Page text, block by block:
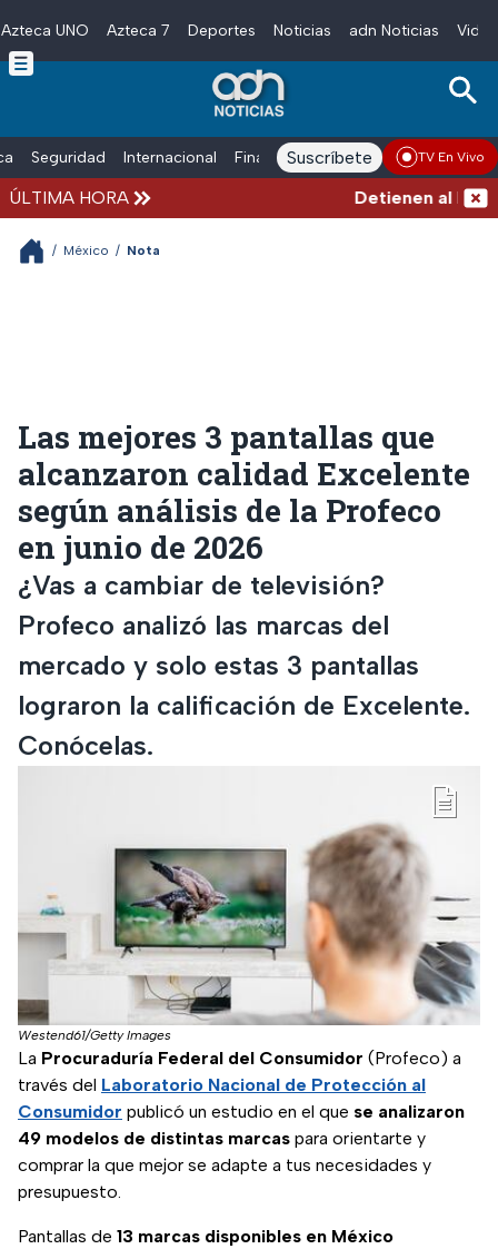
Skip to main content
Azteca UNO Azteca 7 Deportes Noticias adn Noticias
Seguridad Internacional Finanzas adn Noticias Radio
Suscríbete TV En Vivo
ÚLTIMA HORA Detienen al
/ México / Nota
Las mejores 3 pantallas que
alcanzaron calidad Excelente
según análisis de la Profeco
en junio de 2026
¿Vas a cambiar de televisión?
Profeco analizó las marcas del
mercado y solo estas 3 pantallas
lograron la calificación de Excelente.
Conócelas.
Westend61/Getty Images
La Procuraduría Federal del Consumidor (Profeco) a
través del Laboratorio Nacional de Protección al
Consumidor publicó un estudio en el que se analizaron
49 modelos de distintas marcas para orientarte y
comprar la que mejor se adapte a tus necesidades y
presupuesto.
Pantallas de 13 marcas disponibles en México